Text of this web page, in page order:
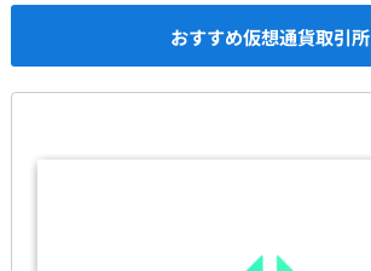
おすすめ仮想通貨取引所